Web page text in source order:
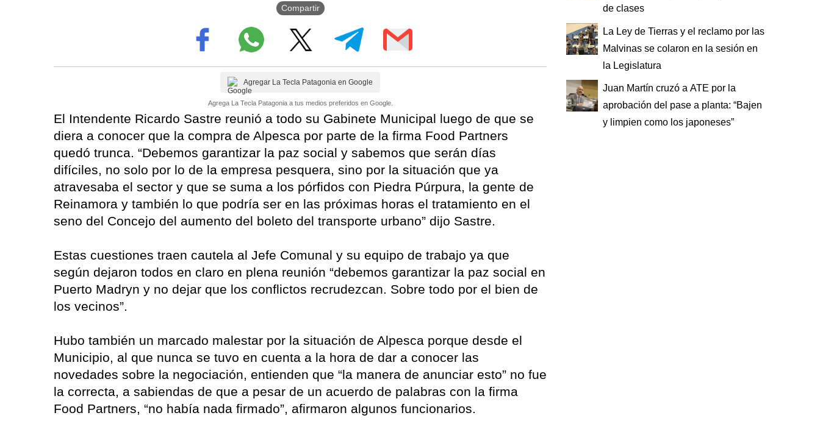
Compartir
Agregar La Tecla Patagonia en Google
Agrega La Tecla Patagonia a tus medios preferidos en Google.
El Intendente Ricardo Sastre reunió a todo su Gabinete Municipal luego de que se
diera a conocer que la compra de Alpesca por parte de la firma Food Partners
quedó trunca. “Debemos garantizar la paz social y sabemos que serán días
difíciles, no solo por lo de la empresa pesquera, sino por la situación que ya
atravesaba el sector y que se suma a los pórfidos con Piedra Púrpura, la gente de
Reinamora y también lo que podría ser en las próximas horas el tratamiento en el
seno del Concejo del aumento del boleto del transporte urbano” dijo Sastre.
Estas cuestiones traen cautela al Jefe Comunal y su equipo de trabajo ya que
según dejaron todos en claro en plena reunión “debemos garantizar la paz social en
Puerto Madryn y no dejar que los conflictos recrudezcan. Sobre todo por el bien de
los vecinos”.
Hubo también un marcado malestar por la situación de Alpesca porque desde el
Municipio, al que nunca se tuvo en cuenta a la hora de dar a conocer las
novedades sobre la negociación, entienden que “la manera de anunciar esto” no fue
la correcta, a sabiendas de que a pesar de un acuerdo de palabras con la firma
Food Partners, “no había nada firmado”, afirmaron algunos funcionarios.
de clases
La Ley de Tierras y el reclamo por las
Malvinas se colaron en la sesión en
la Legislatura
Juan Martín cruzó a ATE por la
aprobación del pase a planta: “Bajen
y limpien como los japoneses”